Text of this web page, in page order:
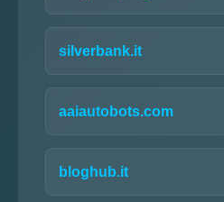
silverbank.it
aaiautobots.com
bloghub.it